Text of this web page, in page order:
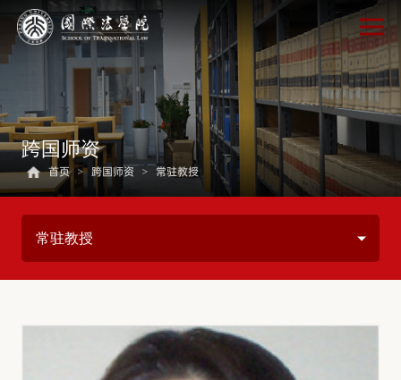
跨国师资
首页 > 跨国师资 > 常驻教授
常驻教授